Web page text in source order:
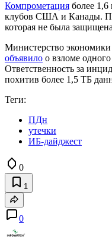
Компрометация более
клубов США и Канады.
которая не была
Министерство
объявило о взломе
Ответственность за
похитив более 1,5 ТБ
Теги:
ПДн
утечки
ИБ-дайджест
0
1
0